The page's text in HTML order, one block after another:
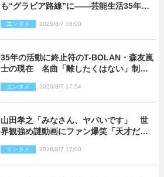
も“グラビア路線”に――芸能生活35年を
エンタメ 2026/8/7 18:00
35年の活動に終止符のT-BOLAN・森友嵐
士の現在 名曲「離したくはない」制作
エンタメ 2026/8/7 17:54
山田孝之「みなさん、ヤバいです」 世
界観強め謎動画にファン爆笑「天才だ
エンタメ 2026/8/7 17:00